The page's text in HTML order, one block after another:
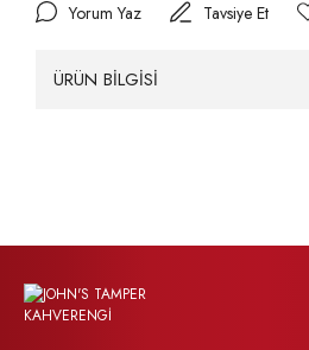
Yorum Yaz Tavsiye Et
ÜRÜN BİLGİSİ